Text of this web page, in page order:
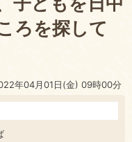
ろを探して
年04月01日(金) 09時00分